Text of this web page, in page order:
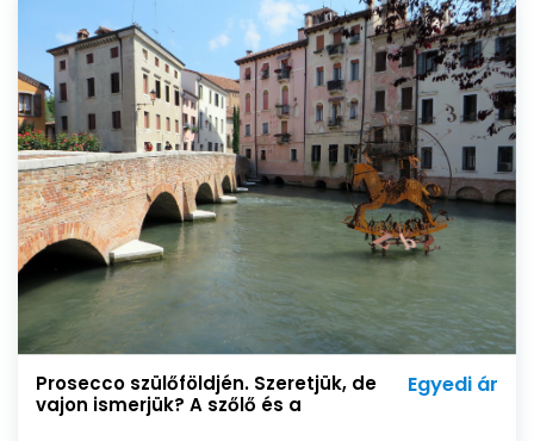
Prosecco szülőföldjén. Szeretjük, de
vajon ismerjük? A szőlő és a
Egyedi ár